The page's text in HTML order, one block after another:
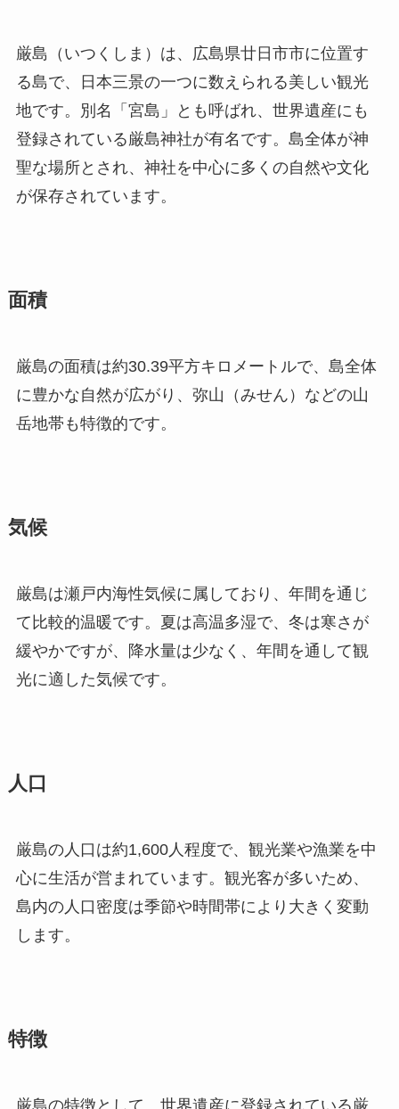
厳島（いつくしま）は、広島県廿日市市に位置す
る島で、日本三景の一つに数えられる美しい観光
地です。別名「宮島」とも呼ばれ、世界遺産にも
登録されている厳島神社が有名です。島全体が神
聖な場所とされ、神社を中心に多くの自然や文化
が保存されています。
面積
厳島の面積は約30.39平方キロメートルで、島全体
に豊かな自然が広がり、弥山（みせん）などの山
岳地帯も特徴的です。
気候
厳島は瀬戸内海性気候に属しており、年間を通じ
て比較的温暖です。夏は高温多湿で、冬は寒さが
緩やかですが、降水量は少なく、年間を通して観
光に適した気候です。
人口
厳島の人口は約1,600人程度で、観光業や漁業を中
心に生活が営まれています。観光客が多いため、
島内の人口密度は季節や時間帯により大きく変動
します。
特徴